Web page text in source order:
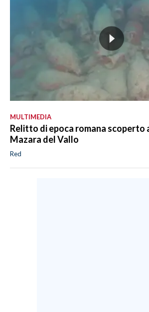
MULTIMEDIA
Relitto di epoca romana scoperto
Mazara del Vallo
Red